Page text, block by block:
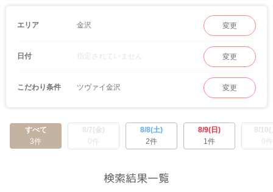
エリア 金沢 変更
日付 指定されていません 変更
こだわり条件 ツヴァイ金沢 変更
すべて
3件
8/7(金)
0件
8/8(土)
2件
8/9(日)
1件
8/10(
0件
検索結果一覧